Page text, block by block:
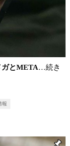
ガとMETA…続き
報